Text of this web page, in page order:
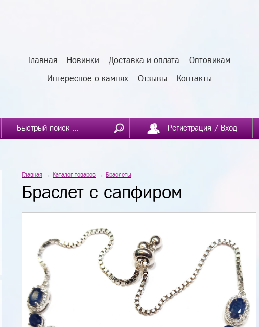
Главная Новинки Доставка и оплата Оптовикам
Интересное о камнях Отзывы Контакты
Регистрация / Вход
Главная → Каталог товаров → Браслеты
Браслет с сапфиром